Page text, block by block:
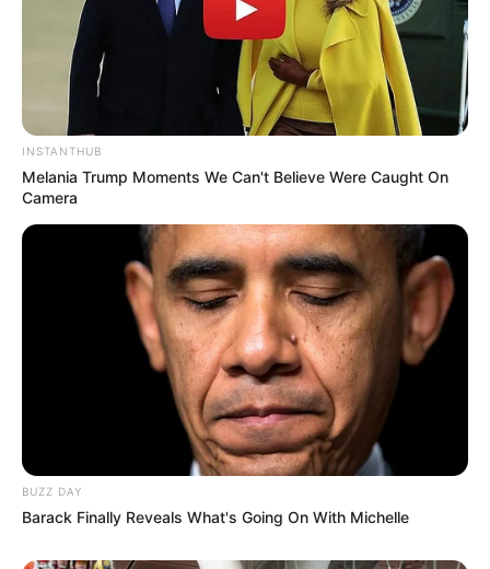
INSTANTHUB
Melania Trump Moments We Can't Believe Were Caught On
Camera
BUZZ DAY
Barack Finally Reveals What's Going On With Michelle